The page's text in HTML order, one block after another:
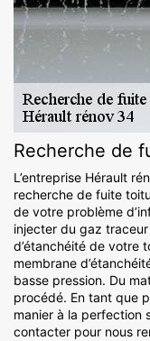
Recherche de
L’entreprise Hérault
recherche de fuite
de votre problème
injecter du gaz
d’étanchéité de votre
membrane
basse pression. Du
procédé. En tant que
manier à la perfection
contacter pour nous